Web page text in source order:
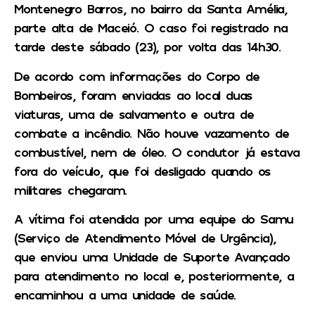
Montenegro Barros, no bairro da Santa Amélia,
parte alta de Maceió. O caso foi registrado na
tarde deste sábado (23), por volta das 14h30.
De acordo com informações do Corpo de
Bombeiros, foram enviadas ao local duas
viaturas, uma de salvamento e outra de
combate a incêndio. Não houve vazamento de
combustível, nem de óleo. O condutor já estava
fora do veículo, que foi desligado quando os
militares chegaram.
A vítima foi atendida por uma equipe do Samu
(Serviço de Atendimento Móvel de Urgência),
que enviou uma Unidade de Suporte Avançado
para atendimento no local e, posteriormente, a
encaminhou a uma unidade de saúde.